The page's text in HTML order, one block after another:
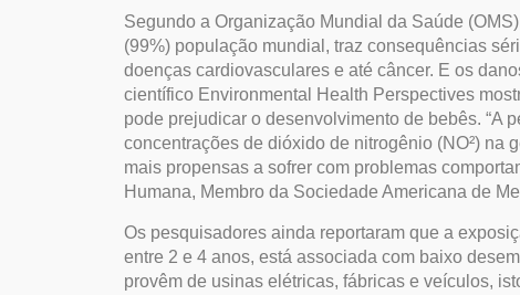
Segundo a Organização Mundial da Saúde
(99%) população mundial, traz consequências
doenças cardiovasculares e até câncer. E os
científico Environmental Health Perspectives
pode prejudicar o desenvolvimento de bebês. “A
concentrações de dióxido de nitrogênio (NO²) na
mais propensas a sofrer com problemas
Humana, Membro da Sociedade Americana de
Os pesquisadores ainda reportaram que a
entre 2 e 4 anos, está associada com baixo
provêm de usinas elétricas, fábricas e veículos,